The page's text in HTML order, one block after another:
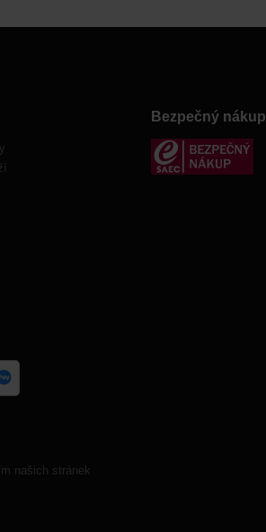
Bezpečný nákup
našich stránek